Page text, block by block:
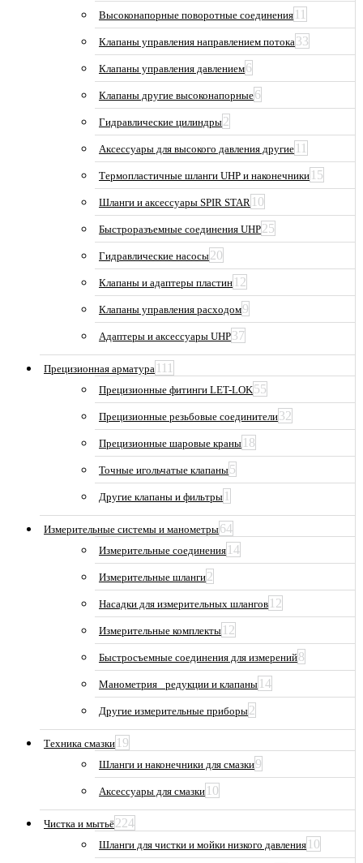
Высоконапорные поворотные соединения 11
Клапаны управления направлением потока33
Клапаны управления давлением6
Клапаны другие высоконапорные6
Гидравлические цилиндры2
Аксессуары для высокого давления другие 11
Термопластичные шланги UHP и наконечники 15
Шланги и аксессуары SPIR STAR 10
Быстроразъемные соединения UHP25
Гидравлические насосы20
Клапаны и адаптеры пластин 12
Клапаны управления расходом9
Адаптеры и аксессуары UHP37
Прецизионная арматура 111
Прецизионные фитинги LET-LOK55
Прецизионные резьбовые соединители32
Прецизионные шаровые краны 18
Точные игольчатые клапаны5
Другие клапаны и фильтры 1
Измерительные системы и манометры64
Измерительные соединения 14
Измерительные шланги2
Насадки для измерительных шлангов 12
Измерительные комплекты 12
Быстросъемные соединения для измерений8
Манометрия_ редукции и клапаны 14
Другие измерительные приборы2
Техника смазки 19
Шланги и наконечники для смазки9
Аксессуары для смазки 10
Чистка и мытьё224
Шланги для чистки и мойки низкого давления 10